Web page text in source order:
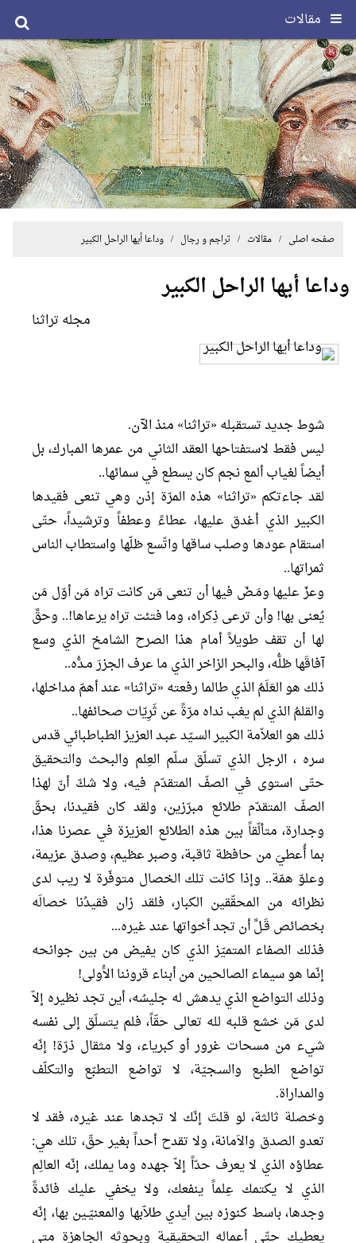
مقالات
صفحه اصلی /مقالات /تراجم و رجال / وداعا أيها الراحل الكبير
وداعا أيها الراحل الكبير
مجله تراثنا
شوط جديد تستقبله «تراثنا» منذ الآن.
ليس فقط لاستفتاحها العقد الثاني من عمرها المبارك، بل
أيضاً لغياب ألمع نجم كان يسطع في سمائها..
لقد جاءتكم «تراثنا» هذه المرّة إذن وهي تنعى فقيدها
الكبير الذي أغدق عليها، عطاءً وعطفاً وترشيداً، حتّى
استقام عودها وصلب ساقها واتّسع ظلّها واستطاب الناس
ثمراتها..
وعزّ عليها ومَـضّ فيها أن تنعى مَن كانت تراه مَن أوّل مَن
يُعنى بها! وأن ترعى ذِكراه، وما فتئت تراه يرعاها!.. وحقَّ
لها أن تقف طويلاً أمام هذا الصرح الشامخ الذي وسع
آفاقَها ظلُّه، والبحر الزاخر الذي ما عرف الجزرَ مـدُّه..
ذلك هو العَلَمُ الذي طالما رفعته «تراثنا» عند أهمّ مداخلها،
والقلمُ الذي لم يغب نداه مرّةً عن ثَرِيّات صحائفها..
ذلك هو العلاّمة الكبير السـيّد عبـد العزيز الطباطبائي قدس
سره ، الرجل الذي تسلّق سلّم العِلم والبحث والتحقيق
حتّى استوى في الصفّ المتقدّم فيه، ولا شكّ أنّ لهذا
الصفّ المتقدّم طلائع مبرّزين، ولقد كان فقيدنا، بحقّ
وجدارة، متألّقاً بين هذه الطلائع العزيزة في عصرنا هذا،
بما أُعطيَ من حافظة ثاقبة، وصبر عظيم، وصدق عزيمة،
وعلوّ همّة.. وإذا كانت تلك الخصال متوفّرة لا ريب لدى
نظرائه من المحقّقين الكبار، فلقد زان فقيدُنا خصالَه
بخصائص قَـلَّ أن تجد أخواتها عند غيره...
فذلك الصفاء المتميّز الذي كان يفيض من بين جوانحه
إنّما هو سيماء الصالحين من أبناء قروننا الاَُولى!
وذلك التواضع الذي يدهش له جليسُه، أين تجد نظيره إلاّ
لدى مَن خشع قلبه لله تعالى حقّاً، فلم يتسلّق إلى نفسه
شيء من مسحات غرور أو كبرياء، ولا مثقال ذرّة! إنّه
تواضع الطبع والسـجيّة، لا تواضع التطبّع والتكلّف
والمداراة.
وخصلة ثالثة، لو قلتَ إنّك لا تجدها عند غيره، فقد لا
تعدو الصدق والاَمانة، ولا تقدح أحداً بغير حقّ، تلك هي:
عطاؤه الذي لا يعرف حدّاً إلاّ جهده وما يملك، إنّه العالِم
الذي لا يكتمك عِلماً ينفعك، ولا يخفي عليك فائدةً
وجدها، باسط كنوزه بين أيدي طلاّبها والمعنيّـين بها، إنّه
يعطيك حتّى أعماله التحقيقية وبحوثه الجاهزة متى